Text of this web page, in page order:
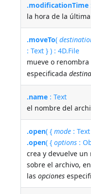
.modificationTime
la hora de la
.moveTo(
: Text } ) : 4D.File
mueve o
especificada
.name : Text
el nombre del
.open( {mode :
.open( {options :
crea y devuelve
sobre el archivo,
lasopciones